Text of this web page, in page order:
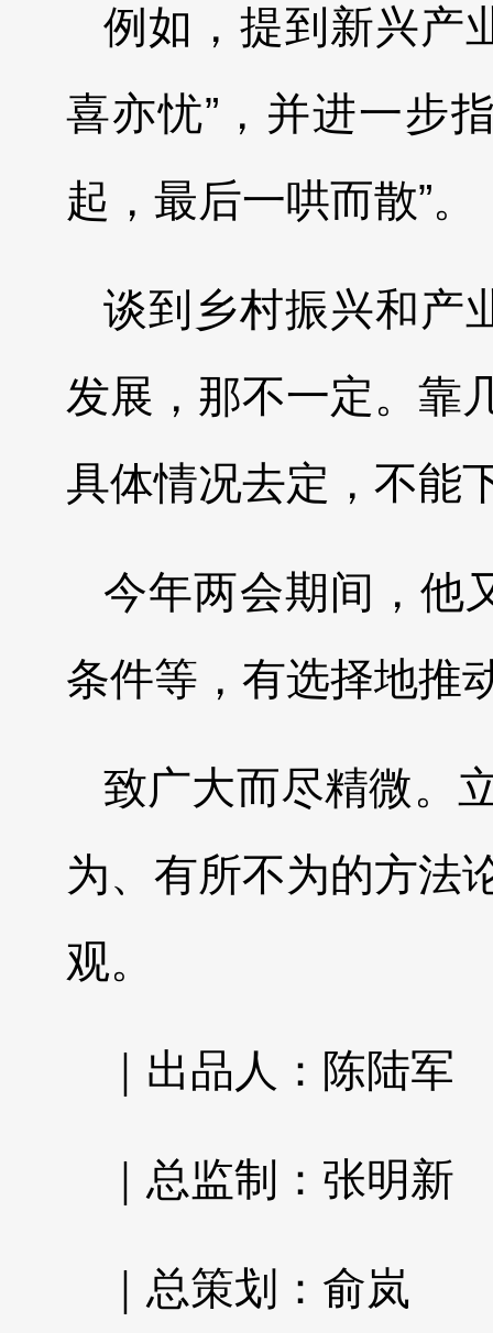
例如，提到新兴产
喜亦忧”，并进一步
起，最后一哄而散”。
谈到乡村振兴和产
发展，那不一定。靠
具体情况去定，不能
今年两会期间，他
条件等，有选择地推
致广大而尽精微。
为、有所不为的方法
观。
｜出品人：陈陆军
｜总监制：张明新
｜总策划：俞岚